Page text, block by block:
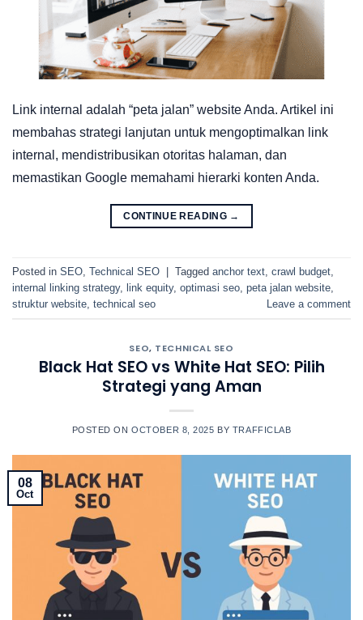
Link internal adalah “peta jalan” website Anda. Artikel ini
membahas strategi lanjutan untuk mengoptimalkan link
internal, mendistribusikan otoritas halaman, dan
memastikan Google memahami hierarki konten Anda.
CONTINUE READING →
Posted in SEO Technical SEO | Tagged anchor text crawl budget
internal linking strategy, link equity, optimasi seo peta jalan website
struktur website technical seo Leave a comment
SEO, TECHNICAL SEO
Black Hat SEO vs White Hat SEO: Pilih
Strategi yang Aman
POSTED ONOCTOBER 8, 2025 BY TRAFFICLAB
08
Oct